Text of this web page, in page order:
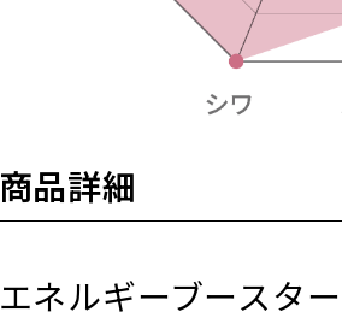
商品詳細
エネルギーブースター